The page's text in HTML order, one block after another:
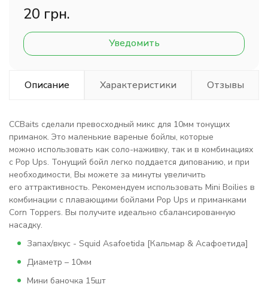
20 грн.
Уведомить
Описание Характеристики Отзывы
ССBaits сделали превосходный микс для 10мм тонущих
приманок. Это маленькие вареные бойлы, которые
можно использовать как соло-наживку, так и в комбинациях
с Pop Ups. Тонущий бойл легко поддается дипованию, и при
необходимости, Вы можете за минуты увеличить
его аттрактивность. Рекомендуем использовать Mini Boilies в
комбинации с плавающими бойлами Pop Ups и приманками
Corn Toppers. Вы получите идеально сбалансированную
насадку.
Запах/вкус - Squid Asafoetida [Кальмар & Асафоетида]
Диаметр – 10мм
Мини баночка 15шт